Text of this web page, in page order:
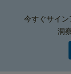
今すぐサイ
洞